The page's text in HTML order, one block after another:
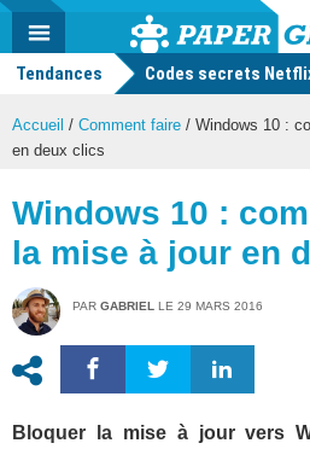
Actu
geek
MENU
Tendances Codes secrets
Accueil / Comment faire / Windows 10 :
en deux clics
Windows 10 :
la mise à jour en
PAR GABRIEL LE 29 MARS 2016
Bloquer la mise à jour vers
Mode
FacebookTwitter